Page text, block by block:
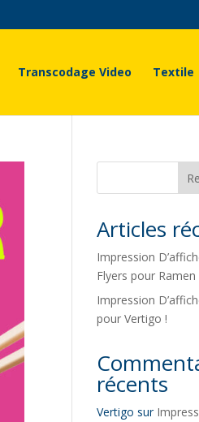
Transcodage Video Textile
Articles
Impression
Flyers pour Ramen
Impression
pour Vertigo !
récents
Vertigo sur